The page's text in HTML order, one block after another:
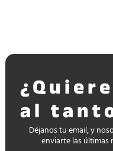
al
Déjanos tu email, y
enviarte las